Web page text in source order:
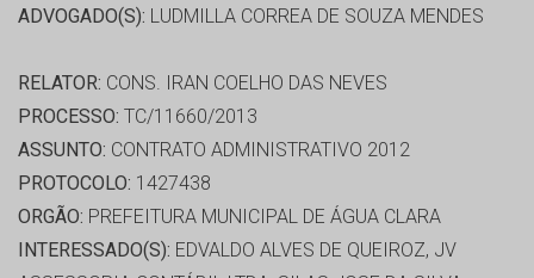
ADVOGADO(S): LUDMILLA CORREA DE SOUZA MENDES
RELATOR: CONS. IRAN COELHO DAS NEVES
PROCESSO: TC/11660/2013
ASSUNTO: CONTRATO ADMINISTRATIVO 2012
PROTOCOLO: 1427438
ORGÃO: PREFEITURA MUNICIPAL DE ÁGUA CLARA
INTERESSADO(S): EDVALDO ALVES DE QUEIROZ, JV